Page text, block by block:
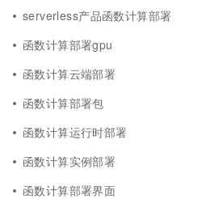
serverless产品函数计算部署
函数计算部署gpu
函数计算云端部署
函数计算部署包
函数计算运行时部署
函数计算实例部署
函数计算部署界面